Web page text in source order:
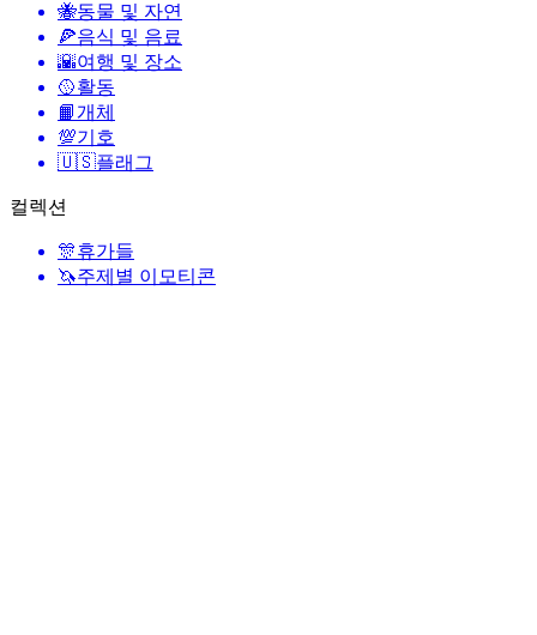
🐝동물 및 자연
🍕음식 및 음료
🌇여행 및 장소
🥎활동
📙개체
💯기호
🇺🇸플래그
컬렉션
🎊휴가들
🦄주제별 이모티콘